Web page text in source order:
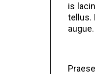
is
tellus.